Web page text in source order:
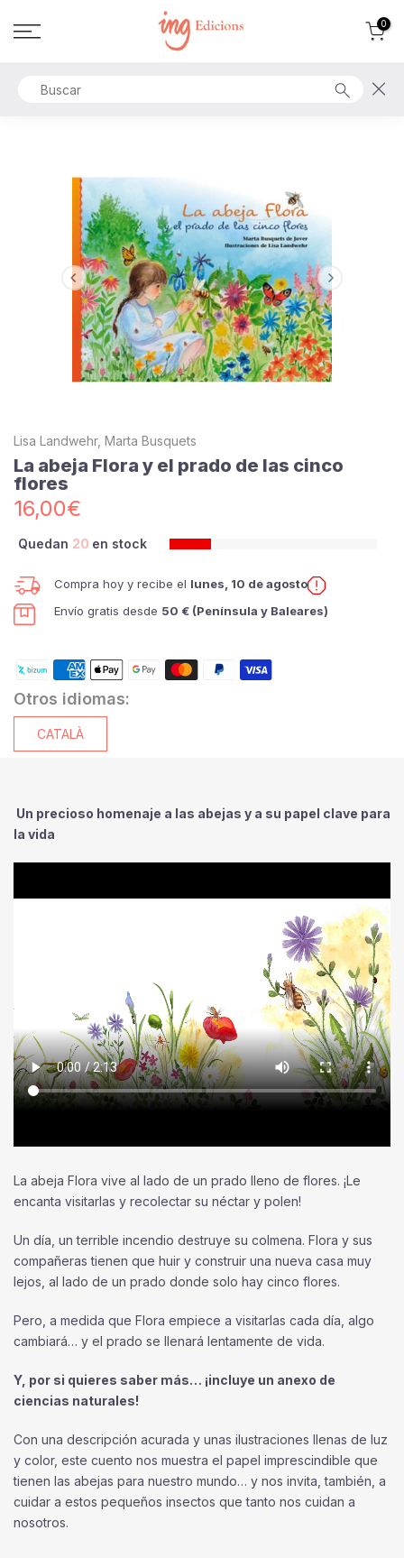
al
0
Lisa Landwehr, Marta Busquets
La abeja Flora y el prado de las cinco
flores
16,00€
Quedan 20 en stock
Compra hoy y recibe el lunes, 10 de agosto
Envío gratis desde 50 € (Península y Baleares)
Otros idiomas:
CATALÀ
Un precioso homenaje a las abejas y a su papel clave para
la vida
La abeja Flora vive al lado de un prado lleno de flores. ¡Le
encanta visitarlas y recolectar su néctar y polen!
Un día, un terrible incendio destruye su colmena. Flora y sus
compañeras tienen que huir y construir una nueva casa muy
lejos, al lado de un prado donde solo hay cinco flores.
Pero, a medida que Flora empiece a visitarlas cada día, algo
cambiará… y el prado se llenará lentamente de vida.
Y, por si quieres saber más… ¡incluye un anexo de
ciencias naturales!
Con una descripción acurada y unas ilustraciones llenas de luz
y color, este cuento nos muestra el papel imprescindible que
tienen las abejas para nuestro mundo… y nos invita, también, a
cuidar a estos pequeños insectos que tanto nos cuidan a
nosotros.